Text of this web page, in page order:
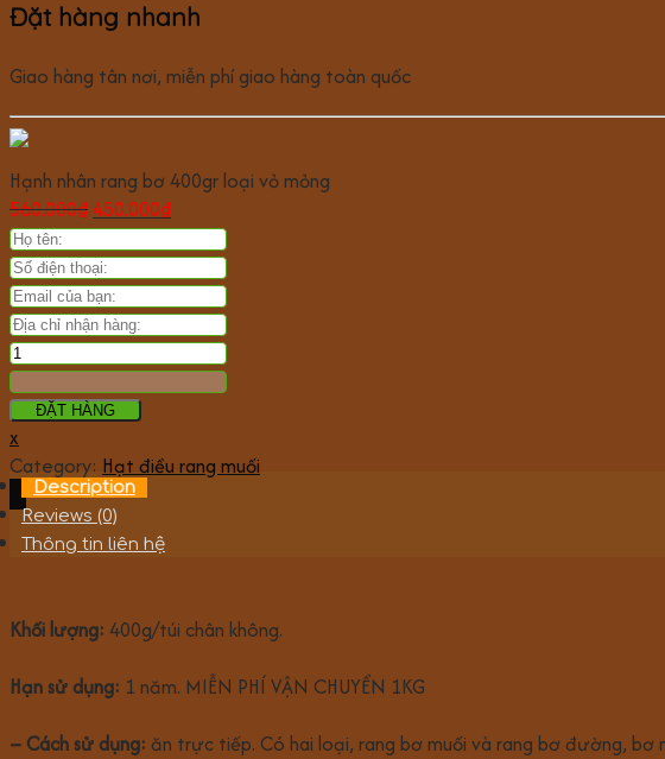
Đặt hàng nhanh
Giao hàng tân nơi, miễn phí giao hàng toàn quốc
Hạnh nhân rang bơ 400gr loại vỏ mỏng
560.000₫450.000₫
ĐẶT HÀNG
x
Category: Hạt điều rang muối
Description
Reviews (0)
Thông tin liên hệ
Khối lượng: 400g/túi chân không.
Hạn sử dụng: 1 năm. MIỄN PHÍ VẬN CHUYỂN 1KG
– Cách sử dụng: ăn trực tiếp. Có hai loại, rang bơ muối và rang bơ đường,